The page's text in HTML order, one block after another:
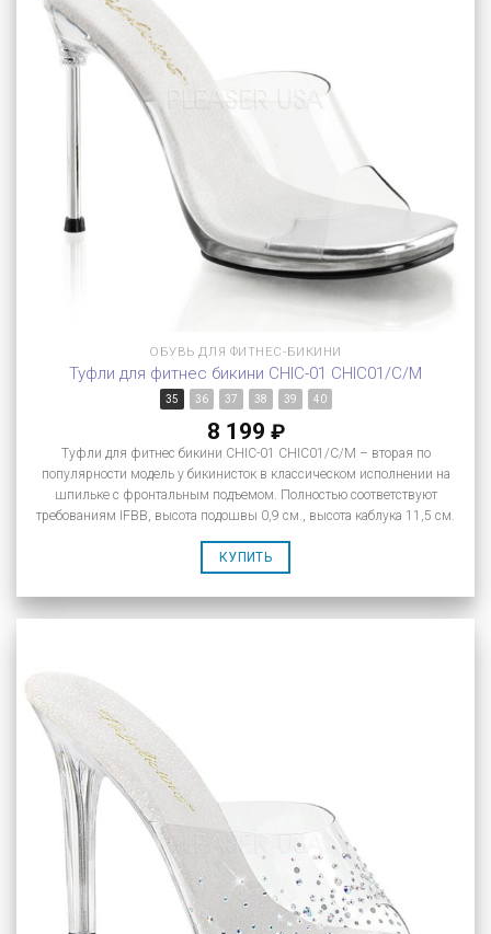
ОБУВЬ ДЛЯ ФИТНЕС-БИКИНИ
Туфли для фитнес бикини CHIC-01 CHIC01/C/M
35 36 37 38 39 40
8 199 ₽
Туфли для фитнес бикини CHIC-01 CHIC01/C/M – вторая по
популярности модель у бикинисток в классическом исполнении на
шпильке с фронтальным подъемом. Полностью соответствуют
требованиям IFBB, высота подошвы 0,9 см., высота каблука 11,5 см.
КУПИТЬ